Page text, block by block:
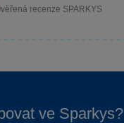
recenze SPARKYS
ve Sparkys?